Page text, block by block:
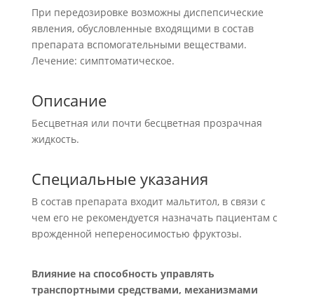
При передозировке возможны диспепсические
явления, обусловленные входящими в состав
препарата вспомогательными веществами.
Лечение: симптоматическое.
Описание
Бесцветная или почти бесцветная прозрачная
жидкость.
Специальные указания
В состав препарата входит мальтитол, в связи с
чем его не рекомендуется назначать пациентам с
врожденной непереносимостью фруктозы.
Влияние на способность управлять
транспортными средствами, механизмами